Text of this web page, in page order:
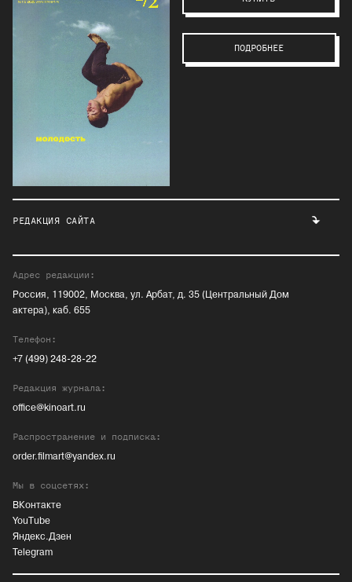
ПОДРОБНЕЕ
РЕДАКЦИЯ САЙТА
Адрес редакции:
Россия, 119002, Москва, ул. Арбат, д. 35 (Центральный Дом
актера), каб. 655
Телефон:
+7 (499) 248-28-22
Редакция журнала:
office@kinoart.ru
Распространение и подписка:
order.filmart@yandex.ru
Мы в соцсетях:
ВКонтакте
YouTube
Яндекс.Дзен
Telegram